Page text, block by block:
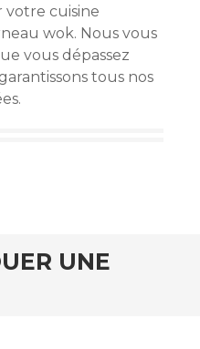
votre cuisine
wok. Nous vous
vous dépassez
tous nos
UNE